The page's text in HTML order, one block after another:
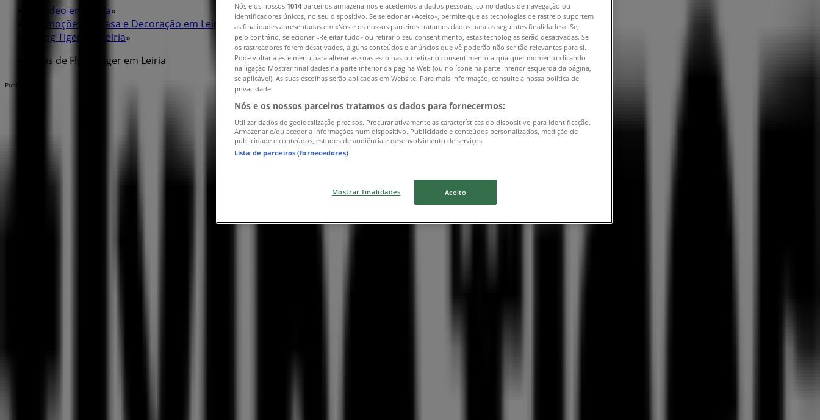
Tiendeo em Leiria»
Promoções de Casa e Decoração em Leiria
Flying Tiger em Leiria»
Lojas de Flying Tiger em Leiria
Publicidade
Nós e os nossos 1014 parceiros armazenamos e acedemos a dados pessoais, como dados de navegação ou
identificadores únicos, no seu dispositivo. Se selecionar «Aceito», permite que as tecnologias de rastreio suportem
as finalidades apresentadas em «Nós e os nossos parceiros tratamos dados para as seguintes finalidades». Se,
pelo contrário, selecionar «Rejeitar tudo» ou retirar o seu consentimento, estas tecnologias serão desativadas. Se
os rastreadores forem desativados, alguns conteúdos e anúncios que vê poderão não ser tão relevantes para si.
Pode voltar a este menu para alterar as suas escolhas ou retirar o consentimento a qualquer momento clicando
na ligação Mostrar finalidades na parte inferior da página Web (ou no ícone na parte inferior esquerda da página,
se aplicável). As suas escolhas serão aplicadas em Website. Para mais informação, consulte a nossa política de
privacidade.
Nós e os nossos parceiros tratamos os dados para fornecermos:
Utilizar dados de geolocalização precisos. Procurar ativamente as características do dispositivo para identificação.
Armazenar e/ou aceder a informações num dispositivo. Publicidade e conteúdos personalizados, medição de
publicidade e conteúdos, estudos de audiência e desenvolvimento de serviços.
Lista de parceiros (fornecedores)
Mostrar finalidades Aceito